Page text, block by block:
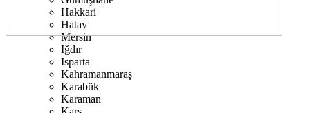
Hakkari
Hatay
Mersin
Iğdır
Isparta
Kahramanmaraş
Karabük
Karaman